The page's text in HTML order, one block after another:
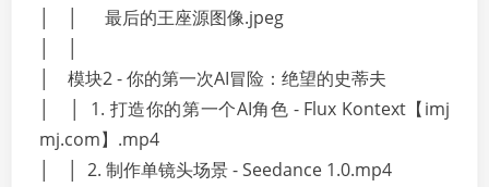
│ │ 最后的王座源图像.jpeg
│ 模块2 - 你的第一次AI冒险：绝望的史蒂夫
│ │ 1. 打造你的第一个AI角色 - Flux Kontext【imj
mj.com】.mp4
│ │ 2. 制作单镜头场景 - Seedance 1.0.mp4